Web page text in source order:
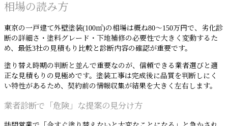
相場の読み方
東京の一戸建て外壁塗装(100㎡)の相場は概ね80〜150万円で、劣化診
断の詳細さ・塗料グレード・下地補修の必要性で大きく変動するた
め、最低3社の見積もり比較と診断内容の確認が重要です。
塗り替え時期の判断と並んで重要なのが、信頼できる業者選びと適
正な見積もりの見極めです。塗装工事は完成後に品質を判断しにく
い特性があるため、契約前の情報収集が結果を大きく左右します。
業者診断で「危険」な提案の見分け方